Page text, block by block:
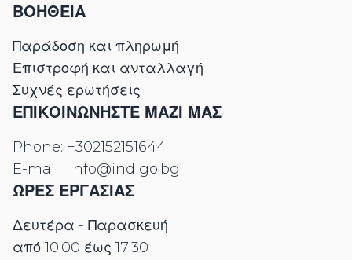
ΒΟΗΘΕΙΑ
Παράδοση και πληρωμή
Επιστροφή και ανταλλαγή
Συχνές ερωτήσεις
ΕΠΙΚΟΙΝΩΝΉΣΤΕ ΜΑΖΊ ΜΑΣ
Phone: +302152151644
E-mail: info@indigo.bg
ΩΡΕΣ ΕΡΓΑΣΊΑΣ
Δευτέρα - Παρασκευή
από 10:00 έως 17:30